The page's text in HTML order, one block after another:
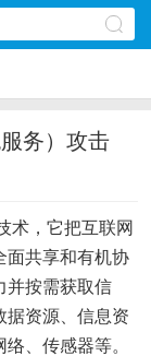
务）攻击
术，它把互联网
面共享和有机协
并按需获取信
据资源、信息资
、传感器等。